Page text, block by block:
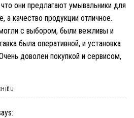
они предлагают умывальники для
а качество продукции отличное.
с выбором, были вежливы и
была оперативной, и установка
доволен покупкой и сервисом,